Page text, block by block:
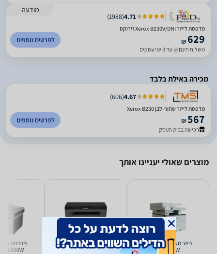
מודעה
4.71
(
1988
)
מדפסת לייזר Xerox B230V/DNI זירוקס
629
₪
משלוח חינם עד 3 ימי עסקים
לפרטים נוספים
מכירה באילת בלבד
4.67
(
606
)
מדפסת לייזר שחור-לבן Xerox B230
₪567
רכישה בבית העסק
לפרטים נוספים
מוצרים שאולי יעניינו אותך
‏לייזר ‏משולבת Pantum
M7100DW
‏לייזר ‏משולבת Brother
DCPL2510D
M6600W